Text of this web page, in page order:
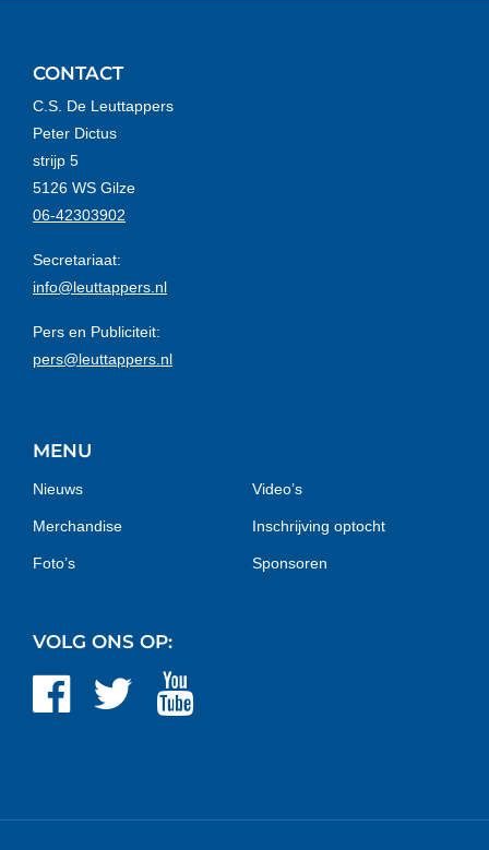
CONTACT
C.S. De Leuttappers
Peter Dictus
strijp 5
5126 WS Gilze
06-42303902
Secretariaat:
info@leuttappers.nl
Pers en Publiciteit:
pers@leuttappers.nl
MENU
Nieuws
Merchandise
Foto’s
Video’s
Inschrijving optocht
Sponsoren
VOLG ONS OP: